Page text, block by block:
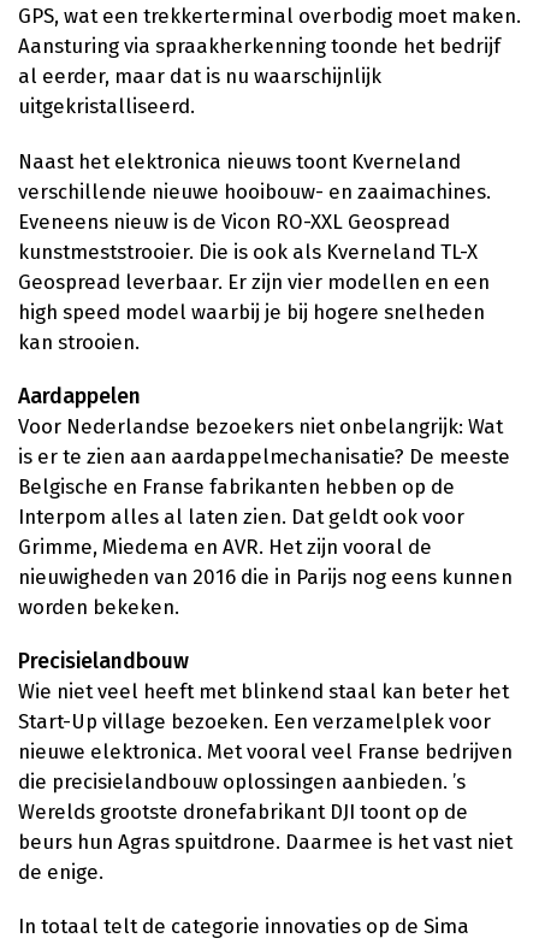
GPS, wat een trekkerterminal overbodig moet maken.
Aansturing via spraakherkenning toonde het bedrijf
al eerder, maar dat is nu waarschijnlijk
uitgekristalliseerd.
Naast het elektronica nieuws toont Kverneland
verschillende nieuwe hooibouw- en zaaimachines.
Eveneens nieuw is de Vicon RO-XXL Geospread
kunstmeststrooier. Die is ook als Kverneland TL-X
Geospread leverbaar. Er zijn vier modellen en een
high speed model waarbij je bij hogere snelheden
kan strooien.
Aardappelen
Voor Nederlandse bezoekers niet onbelangrijk: Wat
is er te zien aan aardappelmechanisatie? De meeste
Belgische en Franse fabrikanten hebben op de
Interpom alles al laten zien. Dat geldt ook voor
Grimme, Miedema en AVR. Het zijn vooral de
nieuwigheden van 2016 die in Parijs nog eens kunnen
worden bekeken.
Precisielandbouw
Wie niet veel heeft met blinkend staal kan beter het
Start-Up village bezoeken. Een verzamelplek voor
nieuwe elektronica. Met vooral veel Franse bedrijven
die precisielandbouw oplossingen aanbieden. ’s
Werelds grootste dronefabrikant DJI toont op de
beurs hun Agras spuitdrone. Daarmee is het vast niet
de enige.
In totaal telt de categorie innovaties op de Sima